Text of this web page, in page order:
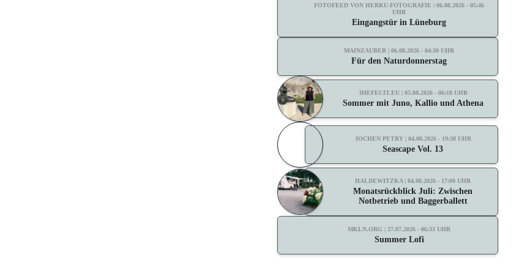
FOTOFEED VON HERKU-FOTOGRAFIE | 06.08.2026 - 05:46
UHR
Eingangstür in Lüneburg
MAINZAUBER | 06.08.2026 - 04:30 UHR
Für den Naturdonnerstag
3HEFECIT.EU | 05.08.2026 - 06:18 UHR
Sommer mit Juno, Kallio und Athena
JOCHEN PETRY | 04.08.2026 - 19:38 UHR
Seascape Vol. 13
HALDEWITZKA | 04.08.2026 - 17:00 UHR
Monatsrückblick Juli: Zwischen
Notbetrieb und Baggerballett
MKLN.ORG | 27.07.2026 - 06:33 UHR
Summer Lofi